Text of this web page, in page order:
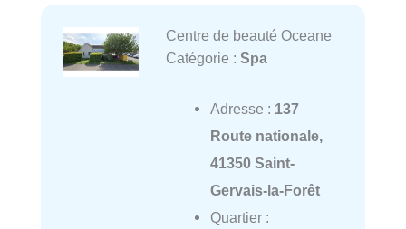
Centre de beauté Oceane
Catégorie : Spa
Adresse : 137
Route nationale,
41350 Saint-
Gervais-la-Forêt
Quartier :